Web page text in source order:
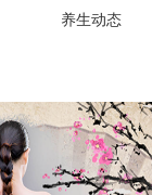
养生动态